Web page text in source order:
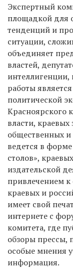
Экспертный
площадкой для
тенденций и
ситуации,
объединяет
властей,
интеллигенции,
работы
политической
Красноярского
власти,
общественных и
ведется в
столов»,
издательской
привлечением
краевых и
имеет свой
интернете с
комитета, где
обзоры прессы,
особые мнения
информация.